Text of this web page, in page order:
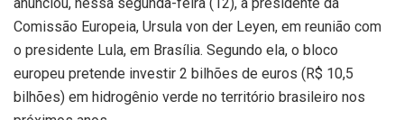
Comissão Europeia, Ursula von der Leyen, em reunião com
o presidente Lula, em Brasília. Segundo ela, o bloco
europeu pretende investir 2 bilhões de euros (R$ 10,5
bilhões) em hidrogênio verde no território brasileiro nos